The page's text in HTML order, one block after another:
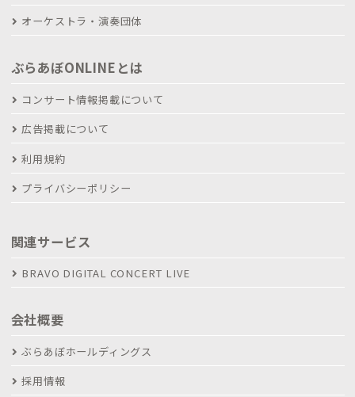
オーケストラ・演奏団体
ぶらあぼONLINEとは
コンサート情報掲載について
広告掲載について
利用規約
プライバシーポリシー
関連サービス
BRAVO DIGITAL CONCERT LIVE
会社概要
ぶらあぼホールディングス
採用情報